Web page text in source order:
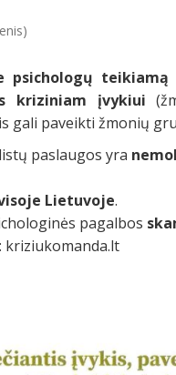
teikiamą
kriziniam įvykiui
gali paveikti žmonių
paslaugos yra
Lietuvoje.
pagalbos
kriziukomanda.lt